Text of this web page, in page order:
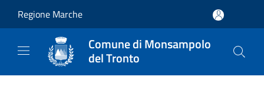
Regione Marche
Comune di Monsampolo
del Tronto